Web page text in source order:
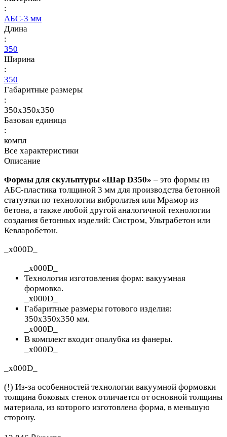
:
АБС-3 мм
Длина
:
350
Ширина
:
350
Габаритные размеры
:
350x350x350
Базовая единица
:
компл
Все характеристики
Описание
Формы для скульптуры «Шар D350» – это формы из
АБС-пластика толщиной 3 мм для производства бетонной
статуэтки по технологии вибролитья или Мрамор из
бетона, а также любой другой аналогичной технологии
создания бетонных изделий: Систром, Ультрабетон или
Кевларобетон.
_x000D_
_x000D_
Технология изготовления форм: вакуумная
формовка.
_x000D_
Габаритные размеры готового изделия:
350х350х350 мм.
_x000D_
В комплект входит опалубка из фанеры.
_x000D_
_x000D_
(!) Из-за особенностей технологии вакуумной формовки
толщина боковых стенок отличается от основной толщины
материала, из которого изготовлена форма, в меньшую
сторону.